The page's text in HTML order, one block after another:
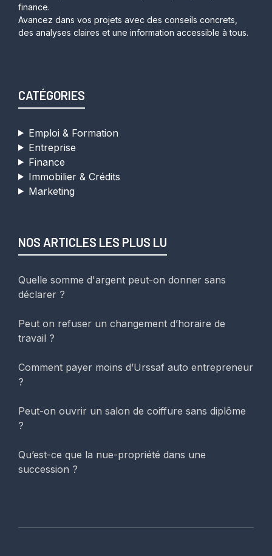
finance.
Avancez dans vos projets avec des conseils concrets,
des analyses claires et une information accessible à tous.
CATÉGORIES
Emploi & Formation
Entreprise
Finance
Immobilier & Crédits
Marketing
NOS ARTICLES LES PLUS LU
Quelle somme d'argent peut-on donner sans
déclarer ?
Peut on refuser un changement d’horaire de
travail ?
Comment payer moins d’Urssaf auto entrepreneur
?
Peut-on ouvrir un salon de coiffure sans diplôme
?
Qu’est-ce que la nue-propriété dans une
succession ?